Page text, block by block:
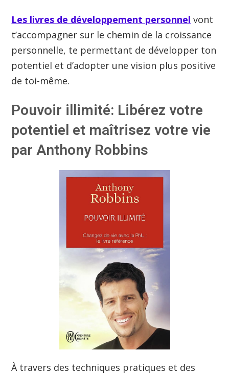
Les livres de développement personnel vont
t’accompagner sur le chemin de la croissance
personnelle, te permettant de développer ton
potentiel et d’adopter une vision plus positive
de toi-même.
Pouvoir illimité: Libérez votre
potentiel et maîtrisez votre vie
par Anthony Robbins
À travers des techniques pratiques et des